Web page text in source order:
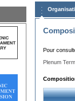
Pour
Plenum